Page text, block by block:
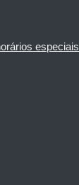
especiais